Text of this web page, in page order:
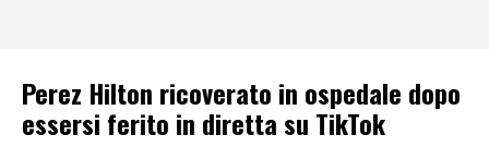
Perez Hilton ricoverato in ospedale dopo
essersi ferito in diretta su TikTok